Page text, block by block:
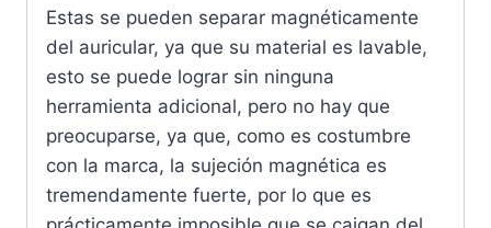
Estas se pueden separar magnéticamente
del auricular, ya que su material es lavable,
esto se puede lograr sin ninguna
herramienta adicional, pero no hay que
preocuparse, ya que, como es costumbre
con la marca, la sujeción magnética es
tremendamente fuerte, por lo que es